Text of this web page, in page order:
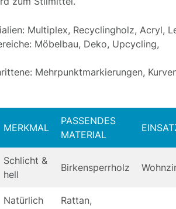
Multiplex, Recyclingholz, Acryl,
Möbelbau, Deko, Upcycling,
Mehrpunktmarkierungen,
MERKMAL
PASSENDES
MATERIAL
Schlicht &
hell
Birkensperrholz
Natürlich
Rattan,